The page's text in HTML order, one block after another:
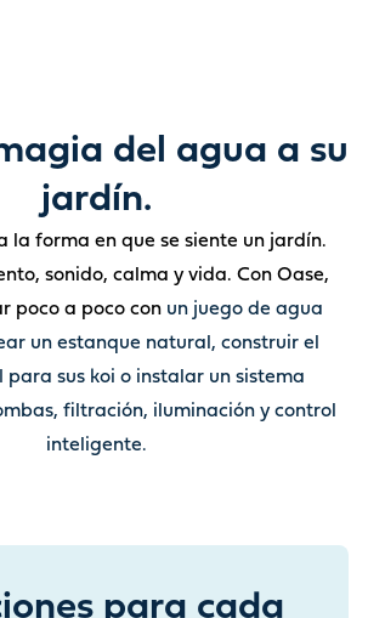
del agua a su
jardín.
la forma en que se siente un jardín.
sonido, calma y vida. Con Oase,
poco a poco con un juego de agua
un estanque natural, construir el
sus koi o instalar un sistema
filtración, iluminación y control
inteligente.
para cada